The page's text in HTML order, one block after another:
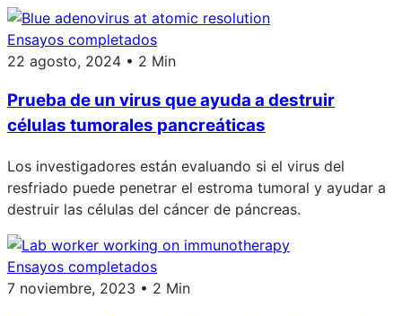
Ensayos completados
22 agosto, 2024 • 2 Min
Prueba de un virus que ayuda a destruir
células tumorales pancreáticas
Los investigadores están evaluando si el virus del
resfriado puede penetrar el estroma tumoral y ayudar a
destruir las células del cáncer de páncreas.
Ensayos completados
7 noviembre, 2023 • 2 Min